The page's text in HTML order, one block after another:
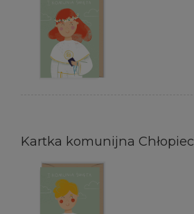
Kartka komunijna Chłopiec